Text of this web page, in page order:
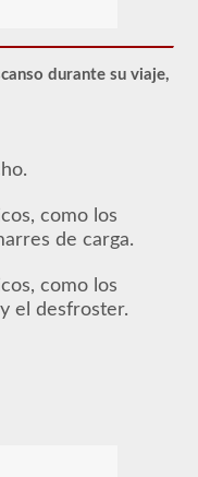
durante su viaje,
como los
de carga.
como los
el desfroster.